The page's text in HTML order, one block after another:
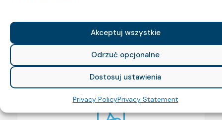
Akceptuj wszystkie
Odrzuć opcjonalne
Dostosuj ustawienia
Privacy PolicyPrivacy Statement